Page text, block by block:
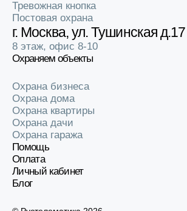
Тревожная кнопка
Постовая охрана
г. Москва, ул. Тушинская д.17
8 этаж, офис 8-10
Охраняем объекты
Охрана бизнеса
Охрана дома
Охрана квартиры
Охрана дачи
Охрана гаража
Помощь
Оплата
Личный кабинет
Блог